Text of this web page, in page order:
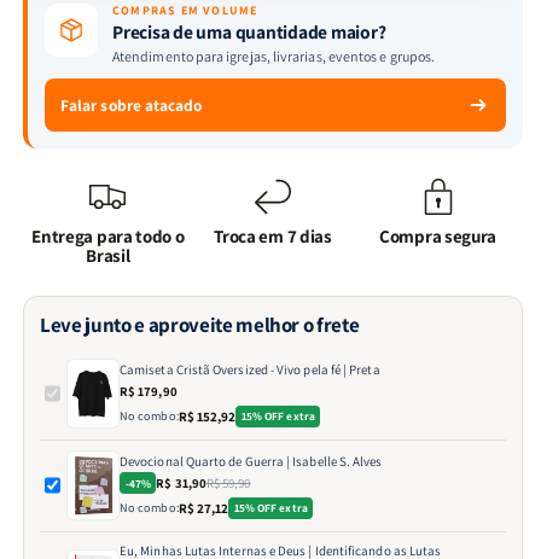
COMPRAS EM VOLUME
Precisa de uma quantidade maior?
Atendimento para igrejas, livrarias, eventos e grupos.
Falar sobre atacado
Entrega para todo o
Brasil
Troca em 7 dias Compra segura
Leve junto e aproveite melhor o frete
Camiseta Cristã Oversized - Vivo pela fé | Preta
R$ 179,90
No combo:R$ 152,92 15% OFF extra
Devocional Quarto de Guerra | Isabelle S. Alves
-47% R$ 31,90R$ 59,90
No combo:R$ 27,12 15% OFF extra
Eu, Minhas Lutas Internas e Deus | Identificando as Lutas